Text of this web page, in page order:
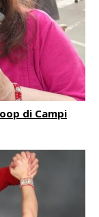
di Campi